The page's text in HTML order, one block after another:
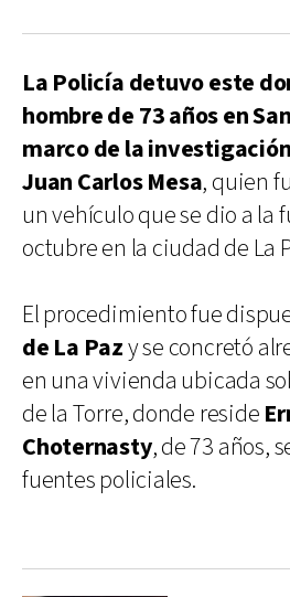
La Policía detuvo este
hombre de 73 años en
marco de la
Juan Carlos Mesa, quien
un vehículo que se dio a la
octubre en la ciudad de La
El procedimiento fue
de La Pazy se concretó
en una vivienda ubicada
de la Torre, donde reside
Choternasty, de 73 años,
fuentes policiales.